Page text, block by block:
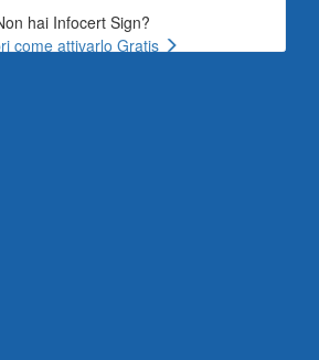
hai Infocert Sign?
come attivarlo Gratis